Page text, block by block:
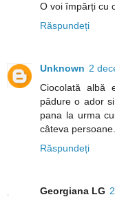
O voi împărți cu
Răspundeți
Unknown 2
Ciocolată albă
pădure o ador
pana la urma
câteva
Răspundeți
Georgiana LG